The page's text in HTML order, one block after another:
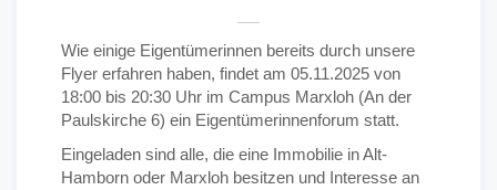
Wie einige Eigentümerinnen bereits durch unsere
Flyer erfahren haben, findet am 05.11.2025 von
18:00 bis 20:30 Uhr im Campus Marxloh (An der
Paulskirche 6) ein Eigentümerinnenforum statt.
Eingeladen sind alle, die eine Immobilie in Alt-
Hamborn oder Marxloh besitzen und Interesse an